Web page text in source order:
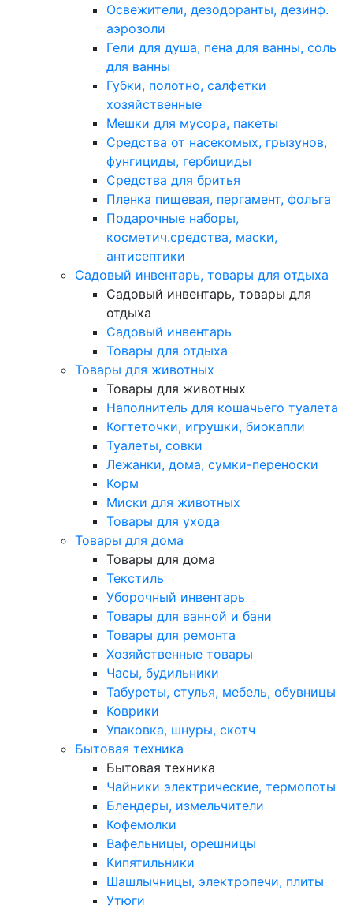
Освежители, дезодоранты, дезинф.
аэрозоли
Гели для душа, пена для ванны, соль
для ванны
Губки, полотно, салфетки
хозяйственные
Мешки для мусора, пакеты
Средства от насекомых, грызунов,
фунгициды, гербициды
Средства для бритья
Пленка пищевая, пергамент, фольга
Подарочные наборы,
косметич.средства, маски,
антисептики
Садовый инвентарь, товары для отдыха
Садовый инвентарь, товары для
отдыха
Садовый инвентарь
Товары для отдыха
Товары для животных
Товары для животных
Наполнитель для кошачьего туалета
Когтеточки, игрушки, биокапли
Туалеты, совки
Лежанки, дома, сумки-переноски
Корм
Миски для животных
Товары для ухода
Товары для дома
Товары для дома
Текстиль
Уборочный инвентарь
Товары для ванной и бани
Товары для ремонта
Хозяйственные товары
Часы, будильники
Табуреты, стулья, мебель, обувницы
Коврики
Упаковка, шнуры, скотч
Бытовая техника
Бытовая техника
Чайники электрические, термопоты
Блендеры, измельчители
Кофемолки
Вафельницы, орешницы
Кипятильники
Шашлычницы, электропечи, плиты
Утюги